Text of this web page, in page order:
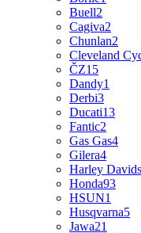
Buell2
Cagiva2
Chunlan2
Cleveland
ČZ15
Dandy1
Derbi3
Ducati13
Fantic2
Gas Gas4
Gilera4
Harley
Honda93
HSUN1
Husqvarna5
Jawa21